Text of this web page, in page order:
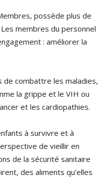
possède plus de
membres du personnel
: améliorer la
de combattre les maladies,
la grippe et le VIH ou
et les cardiopathies.
à survivre et à
de vieillir en
de la sécurité sanitaire
des aliments qu’elles